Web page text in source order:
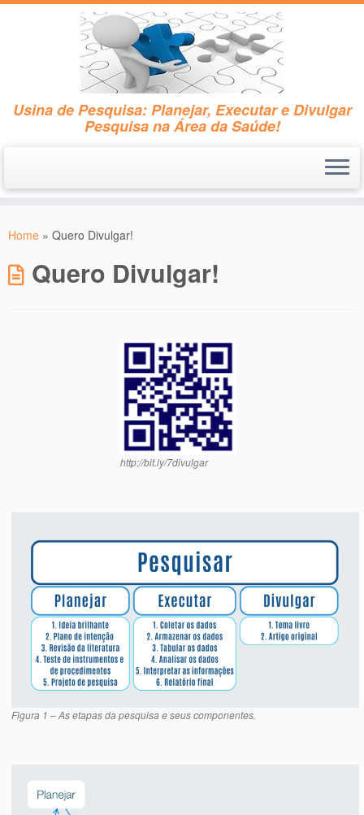
Usina de Pesquisa: Planejar, Executar e Divulgar
Pesquisa na Área da Saúde!
Home » Quero Divulgar!
Quero Divulgar!
http://bit.ly/7divulgar
Figura 1 – As etapas da pesquisa e seus componentes.